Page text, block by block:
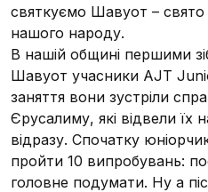
святкуємо Шавуот –
нашого народу.
В нашій общині першими
Шавуот учасники AJT
заняття вони зустріли
Єрусалиму, які відвели їх
відразу. Спочатку
пройти 10 випробувань:
головне подумати. Ну а